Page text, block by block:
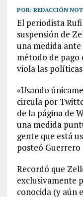
POR: REDACCIÓN
El periodista
suspensión de
una medida ante
método de pago
viola las
«Usando
circula por
de la página de
una medida
gente que está
posteó
Recordó que
exclusivamente
conocida (y aún